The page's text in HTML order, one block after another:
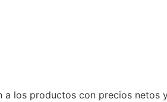
a los productos con precios netos